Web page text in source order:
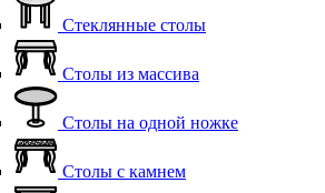
Стеклянные столы
Столы из массива
Столы на одной ножке
Столы с камнем